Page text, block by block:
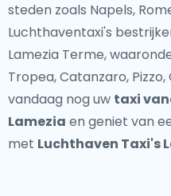
steden zoals Napels,
Luchthaventaxi's
Lamezia Terme,
Tropea, Catanzaro,
vandaag nog uw taxi
Lamezia en geniet van
met Luchthaven Taxi's